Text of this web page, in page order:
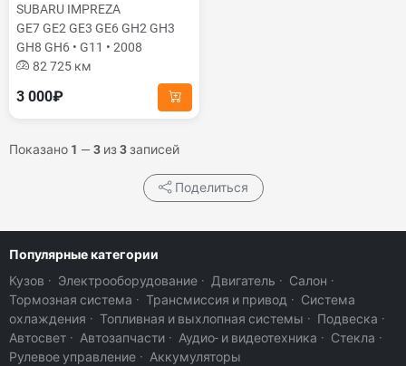
SUBARU IMPREZA
GE7 GE2 GE3 GE6 GH2 GH3
GH8 GH6 • G11 • 2008
82 725 км
3 000₽
Показано 1 — 3 из3записей
Поделиться
Популярные категории
Кузов · Электрооборудование · Двигатель · Салон ·
Тормозная система · Трансмиссия и привод · Система
охлаждения · Топливная и выхлопная системы · Подвеска ·
Автосвет · Автозапчасти · Аудио- и видеотехника · Стекла ·
Рулевое управление · Аккумуляторы